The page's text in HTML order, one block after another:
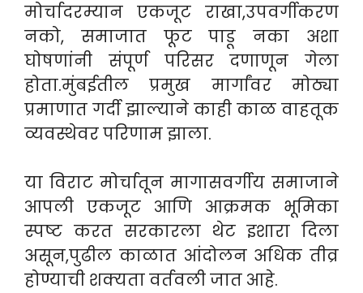
मोर्चादरम्यान एकजूट राखा,उपवर्गीकरण
नको, समाजात फूट पाडू नका अशा
घोषणांनी संपूर्ण परिसर दणाणून गेला
होता.मुंबईतील प्रमुख मार्गांवर मोठ्या
प्रमाणात गर्दी झाल्याने काही काळ वाहतूक
व्यवस्थेवर परिणाम झाला.
या विराट मोर्चातून मागासवर्गीय समाजाने
आपली एकजूट आणि आक्रमक भूमिका
स्पष्ट करत सरकारला थेट इशारा दिला
असून,पुढील काळात आंदोलन अधिक तीव्र
होण्याची शक्यता वर्तवली जात आहे.